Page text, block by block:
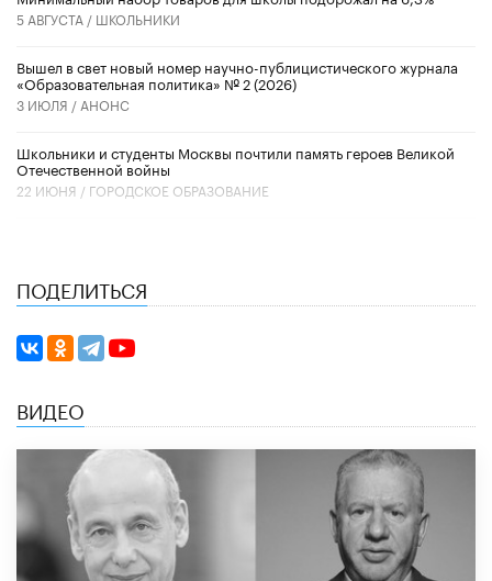
5 АВГУСТА / ШКОЛЬНИКИ
Вышел в свет новый номер научно-публицистического журнала
«Образовательная политика» № 2 (2026)
3 ИЮЛЯ / АНОНС
Школьники и студенты Москвы почтили память героев Великой
Отечественной войны
22 ИЮНЯ / ГОРОДСКОЕ ОБРАЗОВАНИЕ
ПОДЕЛИТЬСЯ
ВИДЕО